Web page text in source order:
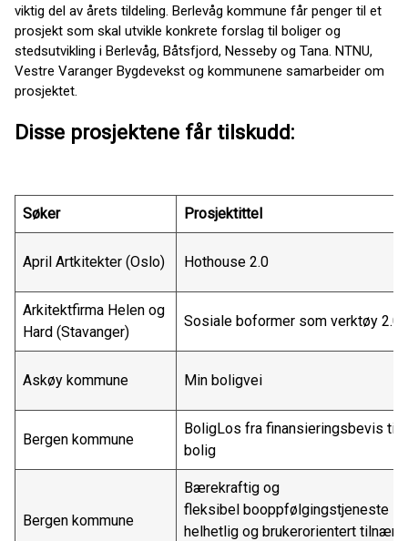
viktig del av årets tildeling. Berlevåg kommune får penger til et
prosjekt som skal utvikle konkrete forslag til boliger og
stedsutvikling i Berlevåg, Båtsfjord, Nesseby og Tana. NTNU,
Vestre Varanger Bygdevekst og kommunene samarbeider om
prosjektet.
Disse prosjektene får tilskudd:
Søker Prosjektittel
April Artkitekter (Oslo) Hothouse 2.0
Arkitektfirma Helen og
Hard (Stavanger)
Sosiale boformer som verktøy 2.0
Askøy kommune Min boligvei
Bergen kommune
BoligLos fra finansieringsbevis til
bolig
Bergen kommune
Bærekraftig og
fleksibel booppfølgingstjeneste -
helhetlig og brukerorientert